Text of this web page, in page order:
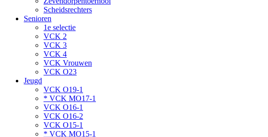
Scheidsrechters
Senioren
1e selectie
VCK 2
VCK 3
VCK 4
VCK Vrouwen
VCK O23
Jeugd
VCK O19-1
* VCK MO17-1
VCK O16-1
VCK O16-2
VCK O15-1
* VCK MO15-1